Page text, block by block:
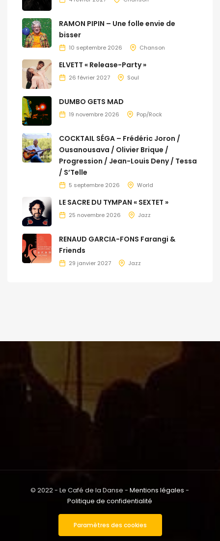
RAMON PIPIN – Une folle envie de
bisser
10 septembre 2026 Chanson
ELVETT « Release-Party »
26 février 2027 Soul
DUMBO GETS MAD
19 novembre 2026 Pop/Rock
COCKTAIL SÉGA – Frédéric Joron /
Ousanousava / Olivier Brique /
Progression / Jean-Louis Deny / Tessa
/ S’Telle
5 septembre 2026 World
LE SACRE DU TYMPAN « SEXTET »
25 novembre 2026 Jazz
RENAUD GARCIA-FONS Farangi &
Friends
29 janvier 2027 Jazz
© 2022 - Le Café de la Danse -Mentions légales -
Politique de confidentialité
Paramètres des cookies